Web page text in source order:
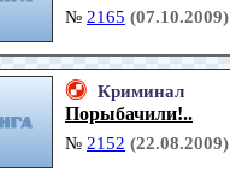
№ 2165 (07.10.2009)
Криминал
Порыбачили!..
№ 2152 (22.08.2009)